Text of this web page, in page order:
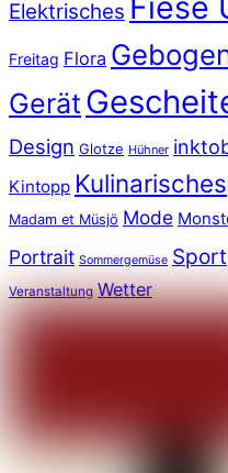
Elektrisches
Freitag Flora
Gerät
Design Glotze Hühner
Kintopp Kulinarisches
Madam et Müsjö Mode
Portrait Sommergemüse Sport
Veranstaltung Wetter